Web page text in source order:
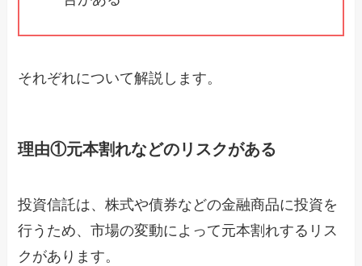
それぞれについて解説します。
理由①元本割れなどのリスクがある
投資信託は、株式や債券などの金融商品に投資を
行うため、市場の変動によって元本割れするリス
クがあります。